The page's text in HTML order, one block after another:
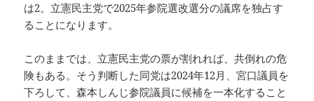
は2。立憲民主党で2025年参院選改選分の議席を独占す
ることになります。
このままでは、立憲民主党の票が割れれば、共倒れの危
険もある。そう判断した同党は2024年12月、宮口議員を
下ろして、森本しんじ参院議員に候補を一本化すること